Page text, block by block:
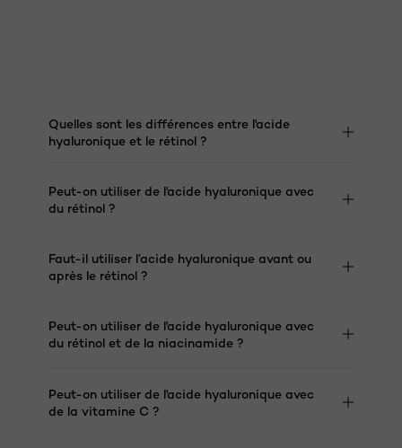
Quelles sont les différences entre l'acide
hyaluronique et le rétinol ?
Peut-on utiliser de l'acide hyaluronique avec
du rétinol ?
Faut-il utiliser l’acide hyaluronique avant ou
après le rétinol ?
Peut-on utiliser de l'acide hyaluronique avec
du rétinol et de la niacinamide ?
Peut-on utiliser de l'acide hyaluronique avec
de la vitamine C ?